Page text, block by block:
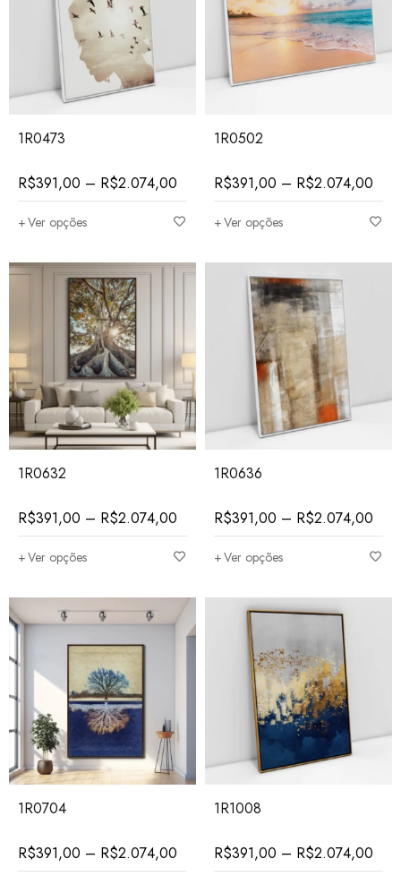
1R0473
R$391,00 – R$2.074,00
Ver opções
1R0502
R$391,00 – R$2.074,00
Ver opções
1R0632
R$391,00 – R$2.074,00
Ver opções
1R0636
R$391,00 – R$2.074,00
Ver opções
1R0704
R$391,00 – R$2.074,00
1R1008
R$391,00 – R$2.074,00